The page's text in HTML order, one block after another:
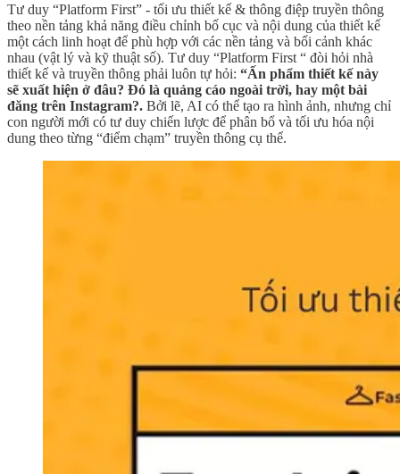
Tư duy “Platform First” - tối ưu thiết kế & thông điệp truyền thông
theo nền tảng khả năng điều chỉnh bố cục và nội dung của thiết kế
một cách linh hoạt để phù hợp với các nền tảng và bối cảnh khác
nhau (vật lý và kỹ thuật số). Tư duy “Platform First “ đòi hỏi nhà
thiết kế và truyền thông phải luôn tự hỏi: “Ấn phẩm thiết kế này
sẽ xuất hiện ở đâu? Đó là quảng cáo ngoài trời, hay một bài
đăng trên Instagram?. Bởi lẽ, AI có thể tạo ra hình ảnh, nhưng chỉ
con người mới có tư duy chiến lược để phân bổ và tối ưu hóa nội
dung theo từng “điểm chạm” truyền thông cụ thể.